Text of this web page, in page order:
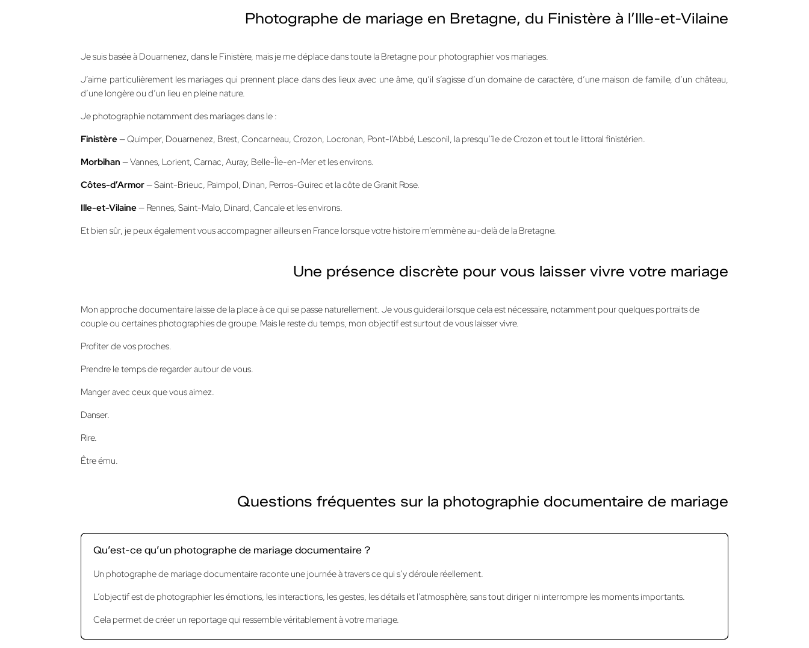
Photographe de mariage en Bretagne, du Finistère à l’Ille-et-Vilaine
Je suis basée à Douarnenez, dans le Finistère, mais je me déplace dans toute la Bretagne pour photographier vos mariages.
J’aime particulièrement les mariages qui prennent place dans des lieux avec une âme, qu’il s’agisse d’un domaine de caractère, d’une maison de famille, d’un château,
d’une longère ou d’un lieu en pleine nature.
Je photographie notamment des mariages dans le :
Finistère— Quimper, Douarnenez, Brest, Concarneau, Crozon, Locronan, Pont-l’Abbé, Lesconil, la presqu’île de Crozon et tout le littoral finistérien.
Morbihan — Vannes, Lorient, Carnac, Auray, Belle-Île-en-Mer et les environs.
Côtes-d’Armor— Saint-Brieuc, Paimpol, Dinan, Perros-Guirec et la côte de Granit Rose.
Ille-et-Vilaine— Rennes, Saint-Malo, Dinard, Cancale et les environs.
Et bien sûr, je peux également vous accompagner ailleurs en France lorsque votre histoire m’emmène au-delà de la Bretagne.
Une présence discrète pour vous laisser vivre votre mariage
Mon approche documentaire laisse de la place à ce qui se passe naturellement.Je vous guiderai lorsque cela est nécessaire, notamment pour quelques portraits de
couple ou certaines photographies de groupe. Mais le reste du temps, mon objectif est surtout de vous laisser vivre.
Profiter de vos proches.
Prendre le temps de regarder autour de vous.
Manger avec ceux que vous aimez.
Danser.
Rire.
Être ému.
Questions fréquentes sur la photographie documentaire de mariage
Qu’est-ce qu’un photographe de mariage documentaire ?
Un photographe de mariage documentaire raconte une journée à travers ce qui s’y déroule réellement.
L’objectif est de photographier les émotions, les interactions, les gestes, les détails et l’atmosphère, sans tout diriger ni interrompre les moments importants.
Cela permet de créer un reportage qui ressemble véritablement à votre mariage.